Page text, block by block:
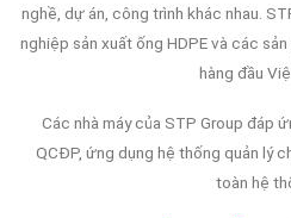
nghề, dự án, công trình khác nhau.
nghiệp sản xuất ống HDPE và các
hàng đầu
Các nhà máy của STP Group đáp
QCĐP, ứng dụng hệ thống quản lý
toàn hệ